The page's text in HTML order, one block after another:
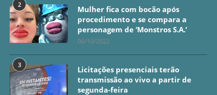
2
Mulher fica com bocão após
procedimento e se compara a
personagem de ‘Monstros S.A.’
06/10/2022
3
Licitações presenciais terão
transmissão ao vivo a partir de
segunda-feira